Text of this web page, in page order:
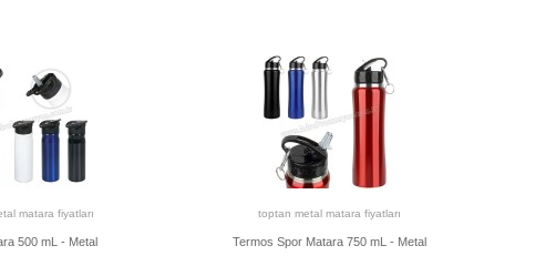
matara fiyatları
500 mL - Metal
toptan metal matara fiyatları
Termos Spor Matara 750 mL - Metal